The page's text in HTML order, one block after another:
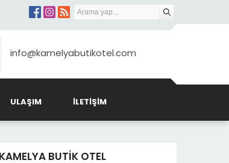
info@kamelyabutikotel.com
ULAŞIM İLETIŞIM
KAMELYA BUTİK OTEL